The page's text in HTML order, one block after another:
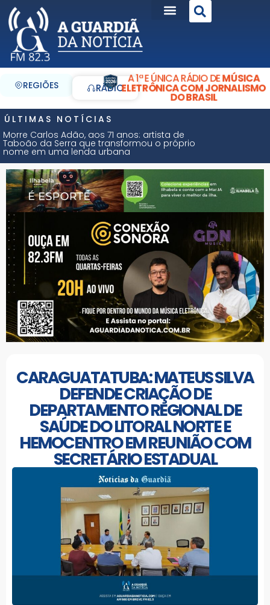
REGIÕES RÁDIO
A 1ª E ÚNICA RÁDIO DEMÚSICA
ELETRÔNICA COM JORNALISMO
DO BRASIL
ÚLTIMAS NOTÍCIAS
Morre Carlos Adão, aos 71 anos: artista de
Taboão da Serra que transformou o próprio
nome em uma lenda urbana
CARAGUATATUBA: MATEUS SILVA
DEFENDE CRIAÇÃO DE
DEPARTAMENTO REGIONAL DE
SAÚDE DO LITORAL NORTE E
HEMOCENTRO EM REUNIÃO COM
SECRETÁRIO ESTADUAL